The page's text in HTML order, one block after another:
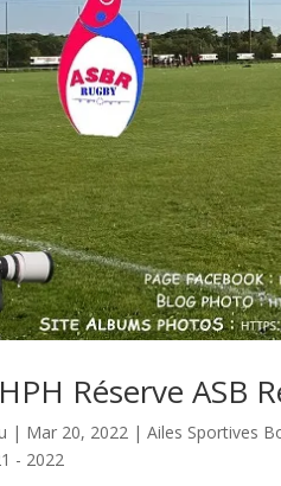
Réserve ASB
| Mar 20, 2022 |Ailes Sportives
- 2022